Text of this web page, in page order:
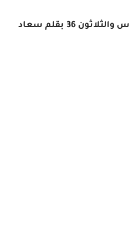
رواية شد عصب الفصل السادس والثلاثون 36 بقلم سعاد